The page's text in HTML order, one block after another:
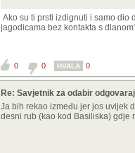
Ako su ti prsti izdignuti i samo dio
jagodicama bez kontakta s
0 0 HVALA 0
Re: Savjetnik za odabir
Ja bih rekao između jer jos uvijek
desni rub (kao kod Basiliska) gdje